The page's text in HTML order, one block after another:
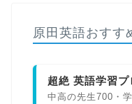
原田英語おすす
超絶 英語学習
中高の先生700・